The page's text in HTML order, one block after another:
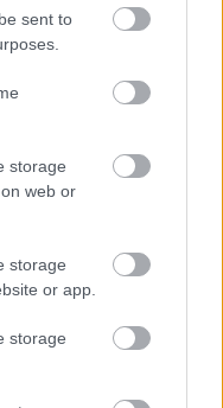
sent to
storage
web or
storage
or app.
storage
a folyóba),
alábukó kötelek -
sejtetni,
vesztik. A
kezdenek
rá az elsőre és a
része, mint az
szól.
ugyanazt az utat
során. Annyi
hogy a Három
a